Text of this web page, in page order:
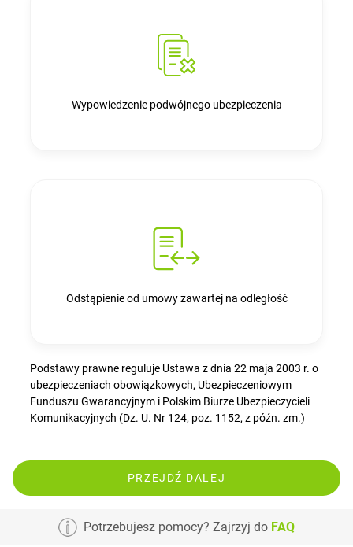
Wypowiedzenie podwójnego ubezpieczenia
Odstąpienie od umowy zawartej na odległość
Podstawy prawne reguluje Ustawa z dnia 22 maja 2003 r. o
ubezpieczeniach obowiązkowych, Ubezpieczeniowym
Funduszu Gwarancyjnym i Polskim Biurze Ubezpieczycieli
Komunikacyjnych (Dz. U. Nr 124, poz. 1152, z późn. zm.)
PRZEJDŹ DALEJ
Potrzebujesz pomocy? Zajrzyj do FAQ